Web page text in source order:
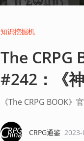
知识挖掘机
The CRPG
#242：《
《The CRPG BOOK》
CRPG通鉴